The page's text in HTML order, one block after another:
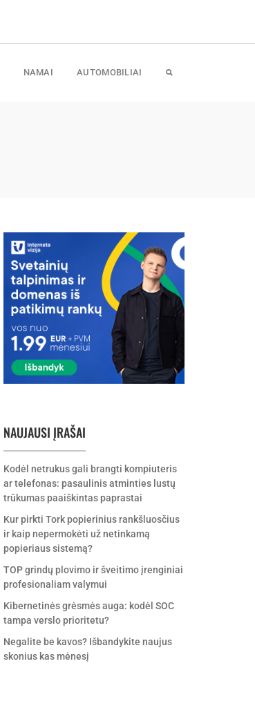
NAMAI AUTOMOBILIAI
NAUJAUSI ĮRAŠAI
Kodėl netrukus gali brangti kompiuteris
ar telefonas: pasaulinis atminties lustų
trūkumas paaiškintas paprastai
Kur pirkti Tork popierinius rankšluosčius
ir kaip nepermokėti už netinkamą
popieriaus sistemą?
TOP grindų plovimo ir šveitimo įrenginiai
profesionaliam valymui
Kibernetinės grėsmės auga: kodėl SOC
tampa verslo prioritetu?
Negalite be kavos? Išbandykite naujus
skonius kas mėnesį